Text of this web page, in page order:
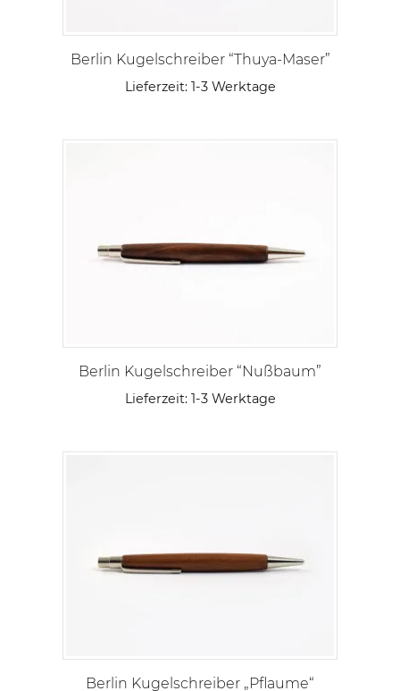
Berlin Kugelschreiber “Thuya-Maser”
Lieferzeit: 1-3 Werktage
Berlin Kugelschreiber “Nußbaum”
Lieferzeit: 1-3 Werktage
Berlin Kugelschreiber „Pflaume“